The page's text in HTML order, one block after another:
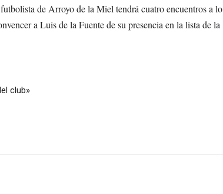
de Arroyo de la Miel tendrá cuatro encuentros a lo
a Luis de la Fuente de su presencia en la lista de la
club»